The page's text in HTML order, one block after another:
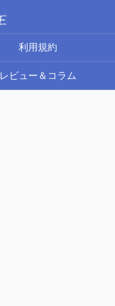
利用規約
レビュー＆コラム